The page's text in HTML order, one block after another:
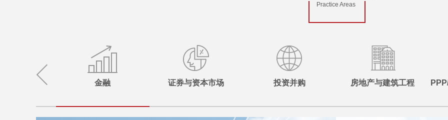
Practice Areas
金融 证券与资本市场 投资并购 房地产与建筑工程